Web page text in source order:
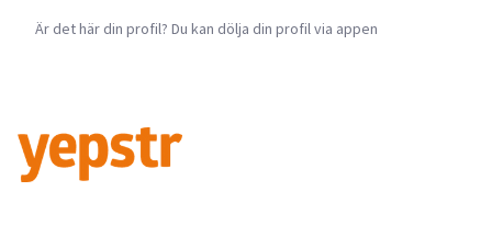
Är det här din profil? Du kan dölja din profil via appen